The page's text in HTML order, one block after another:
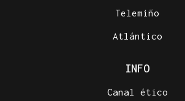
Telemiño
Atlántico
INFO
Canal ético